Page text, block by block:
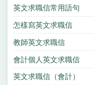
英文求職信常用語句
怎樣寫英文求職信
教師英文求職信
會計個人英文求職信
英文求職信（會計）